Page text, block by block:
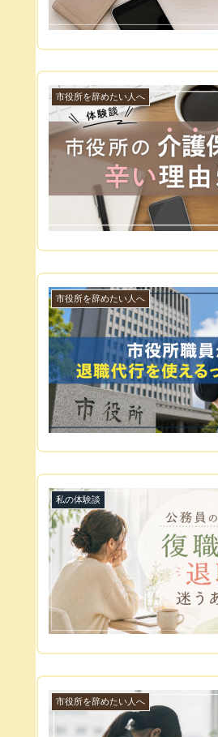
市役所を辞めたい人へ
市役所を辞めたい人へ
私の体験談
市役所を辞めたい人へ